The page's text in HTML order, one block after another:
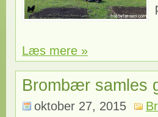
Læs mere »
Brombær samles
oktober 27, 2015